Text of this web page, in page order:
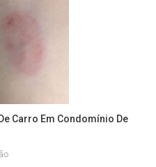
Carro Em Condomínio De